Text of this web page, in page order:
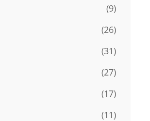
(9)
(26)
(31)
(27)
(17)
(11)